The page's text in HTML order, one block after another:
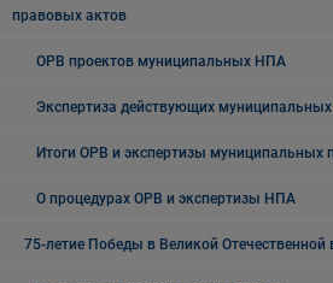
правовых актов
ОРВ проектов муниципальных НПА
Экспертиза действующих
Итоги ОРВ и экспертизы муниципальных
О процедурах ОРВ и экспертизы НПА
75-летие Победы в Великой Отечественной